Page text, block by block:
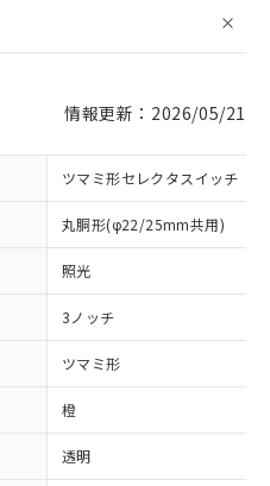
情報更新：2026/05/21
ツマミ形セレクタスイッチ
丸胴形(φ22/25mm共用)
照光
3ノッチ
ツマミ形
橙
透明